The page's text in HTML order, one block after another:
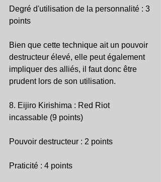
Degré d'utilisation de la personnalité : 3
points
Bien que cette technique ait un pouvoir
destructeur élevé, elle peut également
impliquer des alliés, il faut donc être
prudent lors de son utilisation.
8. Eijiro Kirishima : Red Riot
incassable (9 points)
Pouvoir destructeur : 2 points
Praticité : 4 points